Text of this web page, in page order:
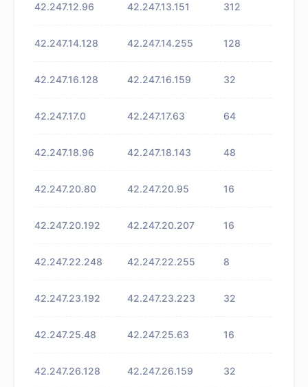
42.247.12.96 42.247.13.151 312
42.247.14.128 42.247.14.255 128
42.247.16.128 42.247.16.159 32
42.247.17.0 42.247.17.63 64
42.247.18.96 42.247.18.143 48
42.247.20.80 42.247.20.95 16
42.247.20.192 42.247.20.207 16
42.247.22.248 42.247.22.255 8
42.247.23.192 42.247.23.223 32
42.247.25.48 42.247.25.63 16
42.247.26.128 42.247.26.159 32